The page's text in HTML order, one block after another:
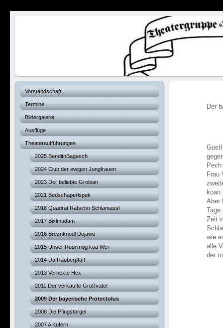
Vorstandschaft
Termine
Bildergalerie
Ausflüge
Theateraufführungen
2025 BanditnBagasch
2024 Club der ewigen Jungfrauen
2023 Der beliebte Grobian
2021 Bodschaperlspuk
2018 Quadrat Ratschn Schlamassl
2017 Bixlmadam
2016 Breznknödl Dejawü
2015 Unser Rudi mog koa Wei
2014 Da Rauberpfaff
2013 Verhexte Hex
2011 Der verkaufte Großvater
2009 Der bayerische Protectolus
2008 Die Pfingstorgel
2007 A Kufern
Der
Frau
Aber
Tage
Zeit
wie
alle
der